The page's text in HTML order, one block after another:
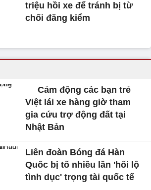
triệu hồi xe để tránh bị từ
chối đăng kiểm
Cảm động các bạn trẻ
Việt lái xe hàng giờ tham
gia cứu trợ động đất tại
Nhật Bản
Liên đoàn Bóng đá Hàn
Quốc bị tố nhiều lần 'hối lộ
tình dục' trọng tài quốc tế